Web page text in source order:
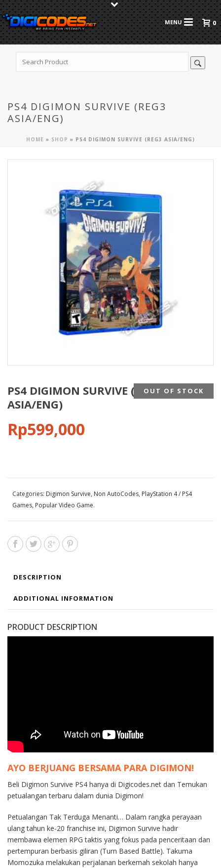
0
PS4 DIGIMON SURVIVE (REG3
ASIA/ENG)
HOME » SHOP » PS4 DIGIMON SURVIVE (REG3 ASIA/ENG)
PS4 DIGIMON SURVIVE (REG3
ASIA/ENG)
Rp599,000
OUT OF STOCK
Categories: Digimon Survive, Non AutoCodes, PlayStation 4 / PS4
Games, Popular Video Game.
DESCRIPTION
ADDITIONAL INFORMATION
PRODUCT DESCRIPTION
AYO BERJUANG BERSAMA PARA DIGIMON!
Beli Digimon Survive PS4 hanya di Digicodes.net dan Temukan
petualangan terbaru dalam dunia Digimon!
Petualangan Tak Terduga Menanti… Dalam rangka perayaan
ulang tahun ke-20 franchise ini, Digimon Survive hadir
membawa elemen RPG taktis yang fokus pada penceritaan dan
pertempuran berbasis giliran (Turn Based Battle). Takuma
Momozuka melakukan perjalanan berkemah sekolah hanya